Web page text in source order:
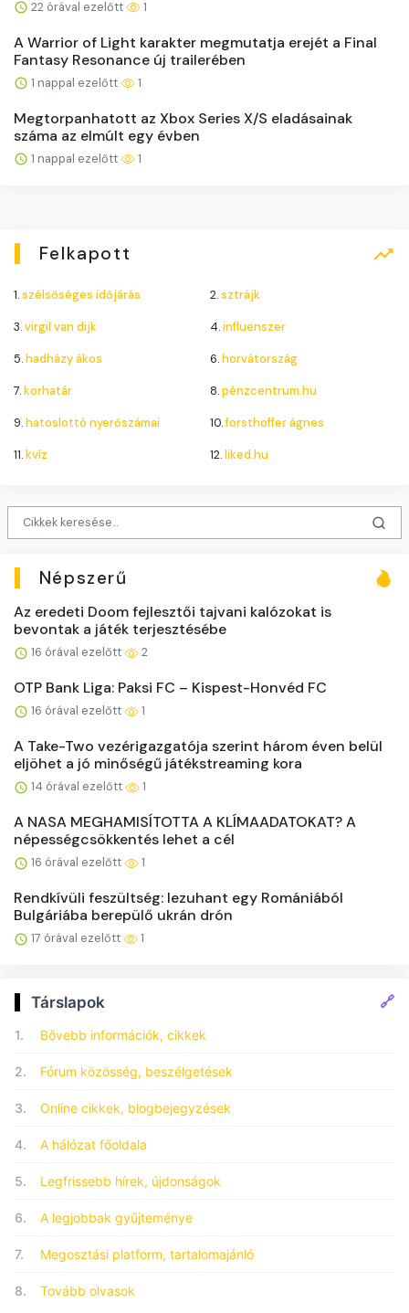
22 órával ezelőtt 1
A Warrior of Light karakter megmutatja erejét a Final
Fantasy Resonance új trailerében
1 nappal ezelőtt 1
Megtorpanhatott az Xbox Series X/S eladásainak
száma az elmúlt egy évben
1 nappal ezelőtt 1
Felkapott
1.szélsőséges időjárás 2.sztrájk
3.virgil van dijk 4.influenszer
5.hadházy ákos 6.horvátország
7.korhatár 8.pénzcentrum.hu
9.hatoslottó nyerőszámai 10.forsthoffer ágnes
11.kvíz 12.liked.hu
Népszerű
Az eredeti Doom fejlesztői tajvani kalózokat is
bevontak a játék terjesztésébe
16 órával ezelőtt 2
OTP Bank Liga: Paksi FC – Kispest-Honvéd FC
16 órával ezelőtt 1
A Take-Two vezérigazgatója szerint három éven belül
eljöhet a jó minőségű játékstreaming kora
14 órával ezelőtt 1
A NASA MEGHAMISÍTOTTA A KLÍMAADATOKAT? A
népességcsökkentés lehet a cél
16 órával ezelőtt 1
Rendkívüli feszültség: lezuhant egy Romániából
Bulgáriába berepülő ukrán drón
17 órával ezelőtt 1
Társlapok 🔗
1. Bővebb információk, cikkek
2. Fórum közösség, beszélgetések
3. Online cikkek, blogbejegyzések
4. A hálózat főoldala
5. Legfrissebb hírek, újdonságok
6. A legjobbak gyűjteménye
7. Megosztási platform, tartalomajánló
8. Tovább olvasok